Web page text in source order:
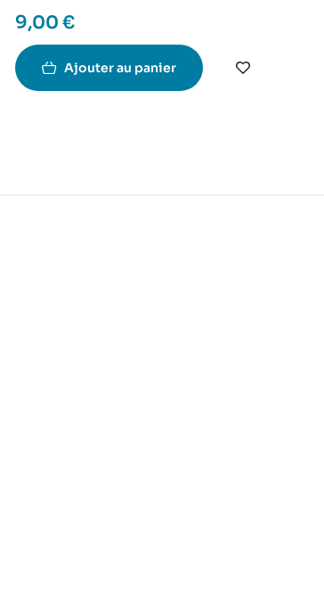
9,00 €
Ajouter au panier